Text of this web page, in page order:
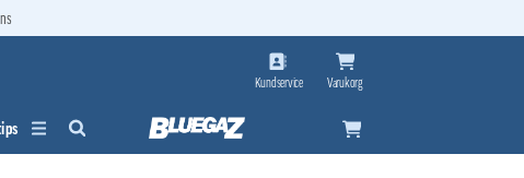
Kundservice Varukorg